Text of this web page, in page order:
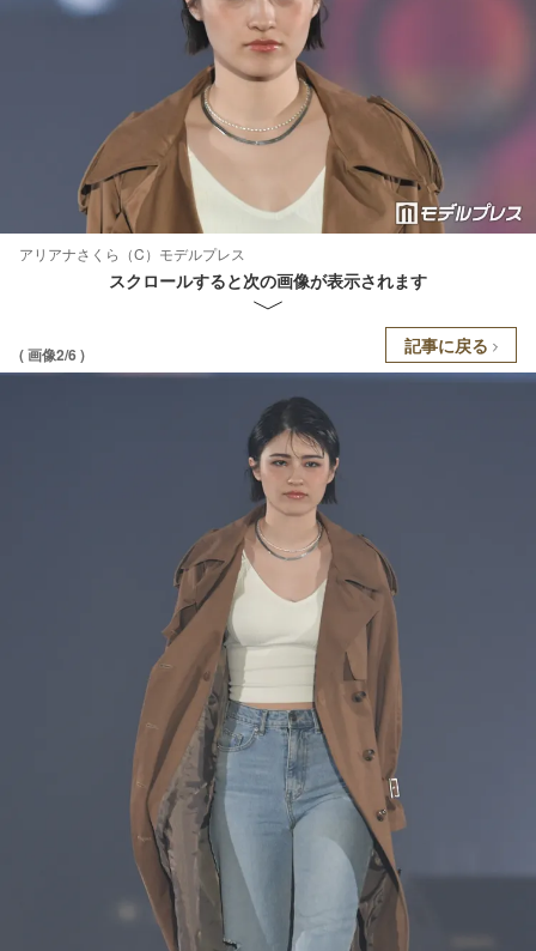
アリアナさくら（C）モデルプレス
スクロールすると次の画像が表示されます
( 画像2/6 ) 記事に戻る